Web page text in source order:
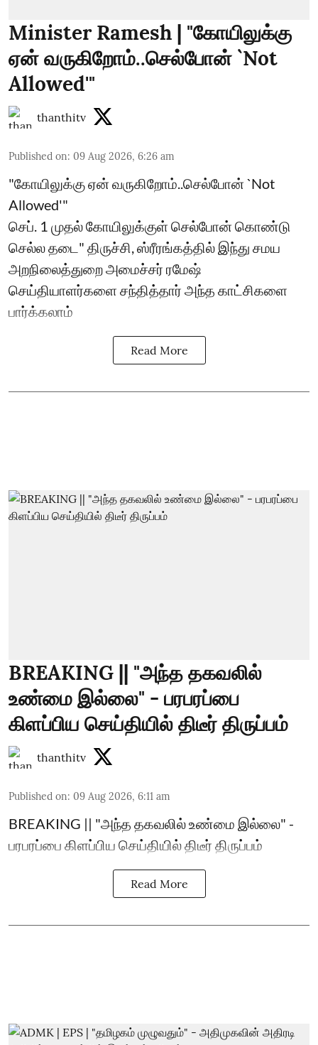
Minister Ramesh | "கோயிலுக்கு
ஏன் வருகிறோம்..செல்போன் `Not
Allowed'"
thanthitv
Published on: 09 Aug 2026, 6:26 am
"கோயிலுக்கு ஏன் வருகிறோம்..செல்போன் `Not
Allowed'"
செப். 1 முதல் கோயிலுக்குள் செல்போன் கொண்டு
செல்ல தடை" திருச்சி, ஸ்ரீரங்கத்தில் இந்து சமய
அறநிலைத்துறை அமைச்சர் ரமேஷ்
செய்தியாளர்களை சந்தித்தார் அந்த காட்சிகளை
பார்க்கலாம்
Read More
BREAKING || "அந்த தகவலில்
உண்மை இல்லை" - பரபரப்பை
கிளப்பிய செய்தியில் திடீர் திருப்பம்
thanthitv
Published on: 09 Aug 2026, 6:11 am
BREAKING || "அந்த தகவலில் உண்மை இல்லை" -
பரபரப்பை கிளப்பிய செய்தியில் திடீர் திருப்பம்
Read More